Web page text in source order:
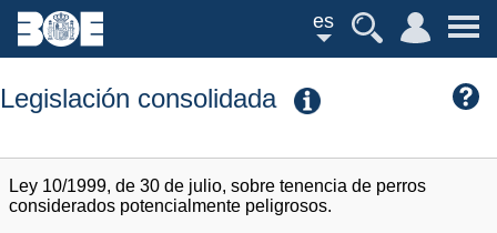
es
Legislación consolidada
Ley 10/1999, de 30 de julio, sobre tenencia de perros
considerados potencialmente peligrosos.